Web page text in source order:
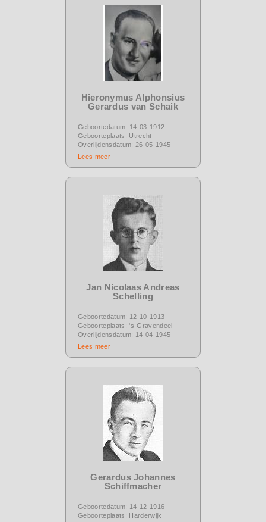
Hieronymus Alphonsius
Gerardus van Schaik
Geboortedatum: 14-03-1912
Geboorteplaats: Utrecht
Overlijdensdatum: 26-05-1945
Lees meer
Jan Nicolaas Andreas
Schelling
Geboortedatum: 12-10-1913
Geboorteplaats: 's-Gravendeel
Overlijdensdatum: 14-04-1945
Lees meer
Gerardus Johannes
Schiffmacher
Geboortedatum: 14-12-1916
Geboorteplaats: Harderwijk